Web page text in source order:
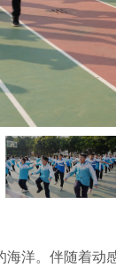
洋。伴随着